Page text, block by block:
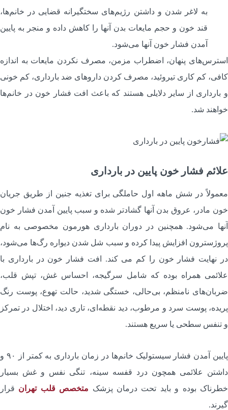
به لاغر شدن و داشتن رژیم‌های سختگیرانه قضایی در خانم‌ها،
قند خون و حجم مایعات بدن آنها را کاهش داده و منجر به پایین
آمدن فشار خون آنها می‌شود.
پنهان، اضطراب مزمن، مصرف نکردن مایعات به اندازه
کم کاری تیروئید، مصرف کردن داروهای ضد بارداری، کم خونی
بارداری از سایر دلایلی هستند که باعث افت فشار خون در خانم‌ها
شد.
فشار خون پایین در بارداری
در شش ماهه اول حاملگی برای تغذیه جنین از طریق جریان
مادر، عروق بدن آنها گشادتر شده و سبب پایین آمدن فشار خون
می‌شود. همچنین در دوران بارداری هورمون مخصوصی به نام
افزایش پیدا کرده و سبب شل شدن دیواره رگ‌ها می‌شود،
نهایت فشار خون را کم می کند. افت فشار خون در بارداری با
همراه بوده که شامل سرگیجه، احساس غش، تپش قلب،
نامنظم، بی‌حالی، خستگی شدید، حالت تهوع، پوست رنگ
پوست سرد و مرطوب، دید نقطه‌ای، تاری دید، اختلال در تمرکز
تنفس سطحی یا سریع هستند.
پایین آمدن فشار سیستولیک خانم‌ها در زمان بارداری به کمتر از ۹۰ و
علائمی همچون درد قفسه سینه، تنگی نفس و غش بسیار
بوده و باید تحت درمان پزشک متخصص قلب تهرانقرار